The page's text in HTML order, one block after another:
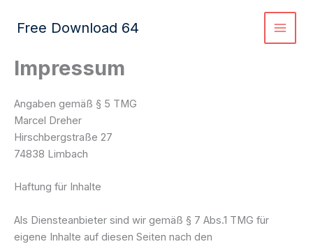
InhaltFree Download 64
Impressum
Angaben gemäß § 5 TMG
Marcel Dreher
Hirschbergstraße 27
74838 Limbach
Haftung für Inhalte
Als Diensteanbieter sind wir gemäß § 7 Abs.1 TMG für
eigene Inhalte auf diesen Seiten nach den